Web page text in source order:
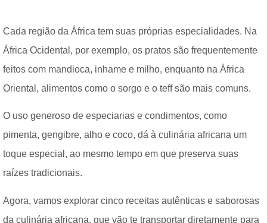
Cada região da África tem suas próprias especialidades. Na
África Ocidental, por exemplo, os pratos são frequentemente
feitos com mandioca, inhame e milho, enquanto na África
Oriental, alimentos como o sorgo e o teff são mais comuns.
O uso generoso de especiarias e condimentos, como
pimenta, gengibre, alho e coco, dá à culinária africana um
toque especial, ao mesmo tempo em que preserva suas
raízes tradicionais.
Agora, vamos explorar cinco receitas autênticas e saborosas
da culinária africana, que vão te transportar diretamente para